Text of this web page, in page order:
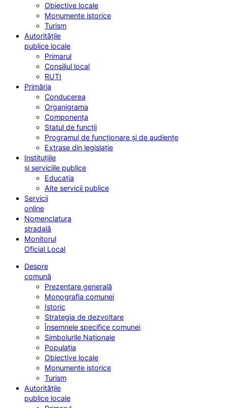
Obiective locale
Monumente istorice
Turism
Autoritățile
publice locale
Primarul
Consiliul local
RUTI
Primăria
Conducerea
Organigrama
Componența
Statul de funcții
Programul de funcționare și de audiențe
Extrase din legislație
Instituțiile
și serviciile publice
Educația
Alte servicii publice
Servicii
online
Nomenclatura
stradală
Monitorul
Oficial Local
Despre
comună
Prezentare generală
Monografia comunei
Istoric
Strategia de dezvoltare
Însemnele specifice comunei
Simbolurile Naționale
Populația
Obiective locale
Monumente istorice
Turism
Autoritățile
publice locale